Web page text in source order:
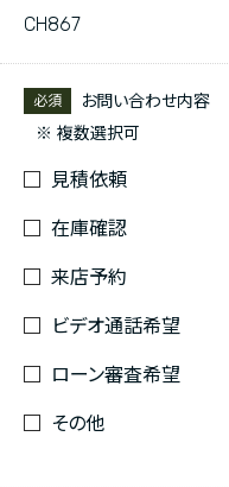
CH867
必須
お問い合わせ内容
※ 複数選択可
見積依頼
在庫確認
来店予約
ビデオ通話希望
ローン審査希望
その他